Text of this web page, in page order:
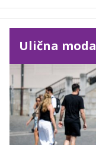
Ulična moda